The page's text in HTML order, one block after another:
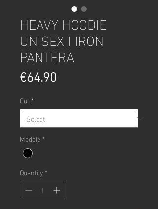
HEAVY HOODIE
UNISEX I IRON
PANTERA
€64.90
Cut *
Modèle *
Quantity *